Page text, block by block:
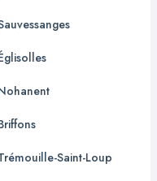
Saint-Loup